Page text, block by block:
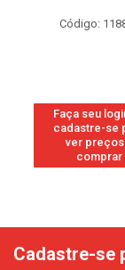
Código:
Faça seu
cadastre-se
ver preços
comprar
Cadastre-se